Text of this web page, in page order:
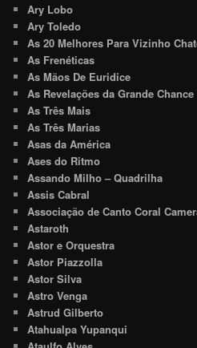
Ary Lobo
Ary Toledo
As 20 Melhores Para Vizinho
As Frenéticas
As Mãos De Euridice
As Revelações da Grande Chance
As Três Mais
As Três Marias
Asas da América
Ases do Ritmo
Assando Milho – Quadrilha
Assis Cabral
Associação de Canto Coral
Astaroth
Astor e Orquestra
Astor Piazzolla
Astor Silva
Astro Venga
Astrud Gilberto
Atahualpa Yupanqui